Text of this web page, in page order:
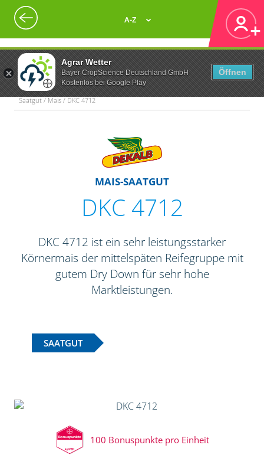
Agrar Wetter
Bayer CropScience Deutschland GmbH
Kostenlos bei Google Play
Öffnen
A-Z
Saatgut / Mais / DKC 4712
MAIS-SAATGUT
DKC 4712
DKC 4712 ist ein sehr leistungsstarker
Körnermais der mittelspäten Reifegruppe mit
gutem Dry Down für sehr hohe
Marktleistungen.
SAATGUT
100 Bonuspunkte pro Einheit